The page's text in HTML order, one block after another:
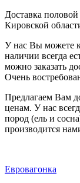
Доставка
Кировской
У нас Вы можете
наличии всегда
можно заказать
Очень
Предлагаем Вам
ценам. У нас
пород (ель и
производится
Евровагонка